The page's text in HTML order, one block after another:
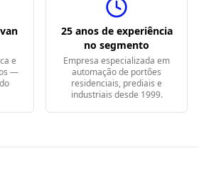
e
—
25 anos de experiência
no segmento
Empresa especializada em
automação de portões
residenciais, prediais e
industriais desde 1999.